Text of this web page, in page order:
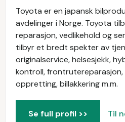
Toyota er en japansk
avdelinger i Norge. Toyota
reparasjon, vedlikehold og
tilbyr et bredt spekter av
originalservice, helsesjekk,
kontroll, frontrutereparasjon,
oppretting, billakkering m.m.
Se full profil >> Til